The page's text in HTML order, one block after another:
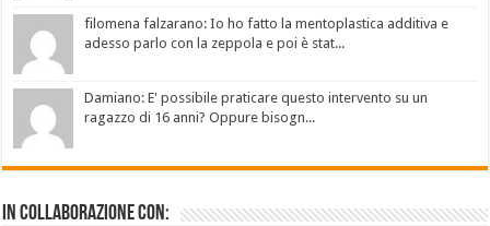
filomena falzarano: Io ho fatto la mentoplastica additiva e
adesso parlo con la zeppola e poi è stat...
Damiano: E' possibile praticare questo intervento su un
ragazzo di 16 anni? Oppure bisogn...
In collaborazione con: